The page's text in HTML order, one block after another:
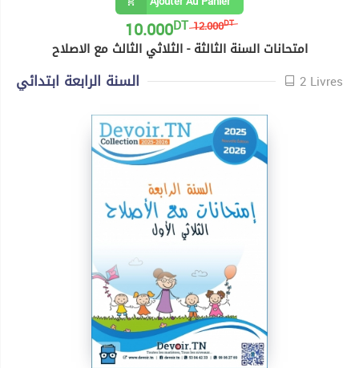
12.000DT
10.000DT
امتحانات السنة الثالثة - الثلاثي الثالث مع الاصلاح
السنة الرابعة ابتدائي 2 Livres